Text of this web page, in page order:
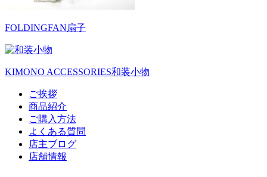
FOLDINGFAN扇子
KIMONO ACCESSORIES和装小物
ご挨拶
商品紹介
ご購入方法
よくある質問
店主ブログ
店舗情報